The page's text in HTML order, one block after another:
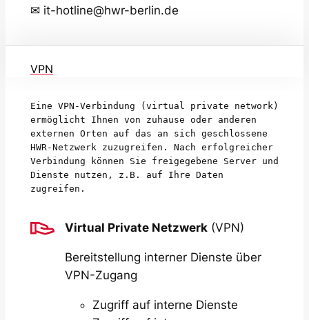
✉ it-hotline@hwr-berlin.de
VPN
Eine VPN-Verbindung (virtual private network)
ermöglicht Ihnen von zuhause oder anderen
externen Orten auf das an sich geschlossene
HWR-Netzwerk zuzugreifen. Nach erfolgreicher
Verbindung können Sie freigegebene Server und
Dienste nutzen, z.B. auf Ihre Daten
zugreifen.
Virtual Private Netzwerk(VPN)
Bereitstellung interner Dienste über
VPN-Zugang
Zugriff auf interne Dienste